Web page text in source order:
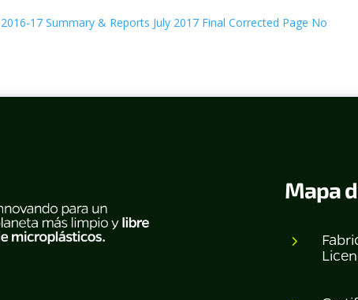
17 Summary & Reports July 2017 Final Corrected Page No
Mapa
5